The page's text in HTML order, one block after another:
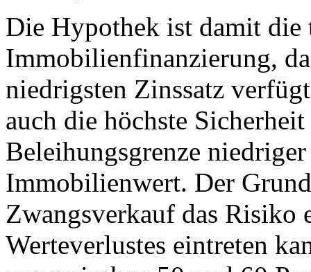
Die Hypothek ist damit die
Immobilienfinanzierung,
niedrigsten Zinssatz
auch die höchste
Beleihungsgrenze
Immobilienwert. Der
Zwangsverkauf das Risiko
Werteverlustes eintreten